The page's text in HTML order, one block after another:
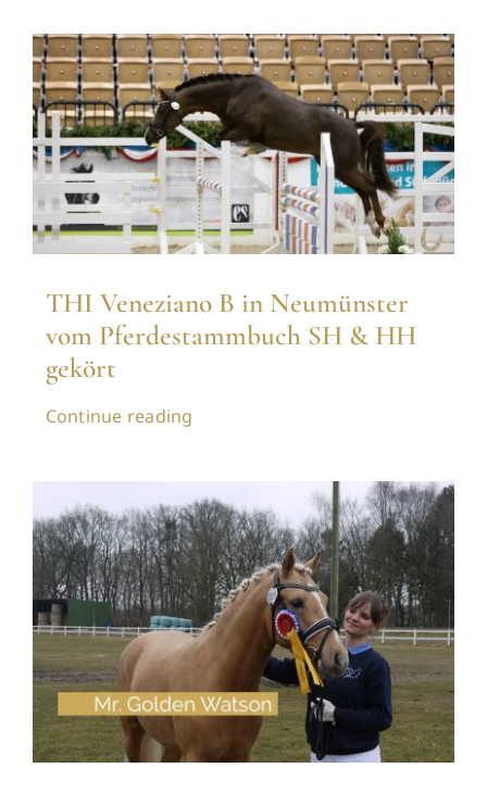
THI Veneziano B in Neumünster
vom Pferdestammbuch SH & HH
gekört
Continue reading